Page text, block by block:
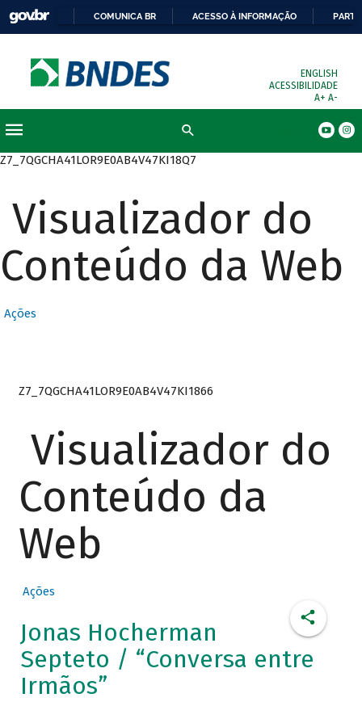
COMUNICA BR ACESSO À INFORMAÇÃO
ENGLISH
ACESSIBILIDADE
A+ A-
Z7_7QGCHA41LOR9E0AB4V47KI18Q7
Visualizador do
Conteúdo da Web
Ações
Z7_7QGCHA41LOR9E0AB4V47KI1866
Visualizador do
Conteúdo da
Web
Ações
Jonas Hocherman
Septeto / “Conversa entre
Irmãos”